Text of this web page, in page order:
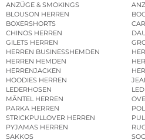
ANZÜGE & SMOKINGS
BLOUSON HERREN
BOXERSHORTS
CHINOS HERREN
GILETS HERREN
HERREN BUSINESSHEMDEN
HERREN HEMDEN
HERRENJACKEN
HOODIES HERREN
LEDERHOSEN
MÄNTEL HERREN
PARKA HERREN
STRICKPULLOVER HERREN
PYJAMAS HERREN
SAKKOS